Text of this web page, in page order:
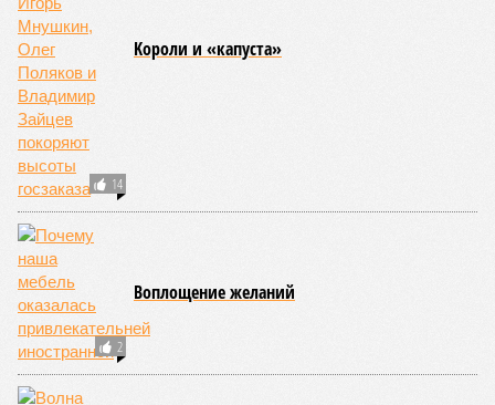
14
Kороли и «капуста»
2
Воплощение желаний